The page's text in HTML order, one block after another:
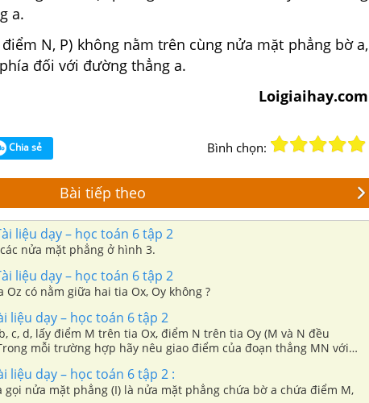
a.
N, P) không nằm trên cùng nửa mặt phẳng bờ a,
đối với đường thẳng a.
Loigiaihay.com
Chia sẻ Bình chọn:
Bài tiếp theo
liệu dạy – học toán 6 tập 2
nửa mặt phẳng ở hình 3.
liệu dạy – học toán 6 tập 2
Oz có nằm giữa hai tia Ox, Oy không ?
liệu dạy – học toán 6 tập 2
c, d, lấy điểm M trên tia Ox, điểm N trên tia Oy (M và N đều
mỗi trường hợp hãy nêu giao điểm của đoạn thẳng MN với
liệu dạy – học toán 6 tập 2 :
gọi nửa mặt phẳng (I) là nửa mặt phẳng chứa bờ a chứa điểm M,